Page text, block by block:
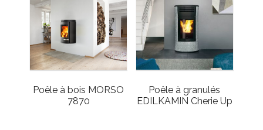
Poêle à bois MORSO
7870
Poêle à granulés
EDILKAMIN Cherie Up